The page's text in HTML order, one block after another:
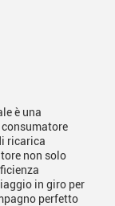
è una
ricarica
non solo
in giro per
perfetto